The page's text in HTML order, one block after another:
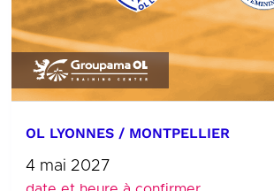
OL LYONNES / MONTPELLIER
4 mai 2027